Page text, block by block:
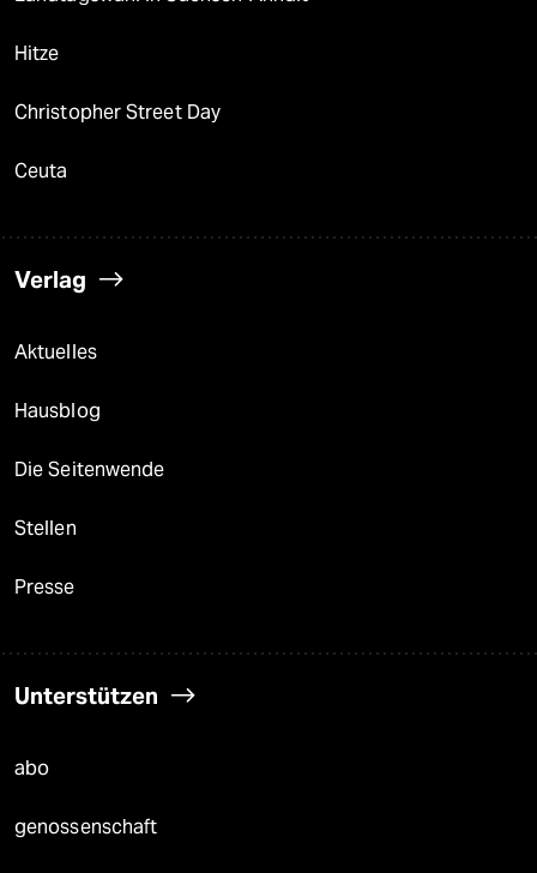
Hitze
Christopher Street Day
Ceuta
Verlag
Aktuelles
Hausblog
Die Seitenwende
Stellen
Presse
Unterstützen
abo
genossenschaft